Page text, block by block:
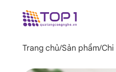
Trang chủ/Sản phẩm/